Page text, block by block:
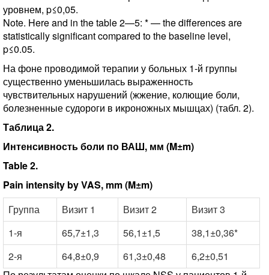
уровнем, p≤0,05.
Note. Here and in the table 2—5: * — the differences are
statistically significant compared to the baseline level,
p≤0.05.
На фоне проводимой терапии у больных 1-й группы
существенно уменьшилась выраженность
чувствительных нарушений (жжение, колющие боли,
болезненные судороги в икроножных мышцах) (табл. 2).
Таблица 2.
Интенсивность боли по ВАШ, мм (M±m)
Table 2.
Pain intensity by VAS, mm (M±m)
Группа
Визит 1 Визит 2
Визит 3
1-я
65,7±1,3 56,1±1,5
38,1±0,36*
2-я
64,8±0,9 61,3±0,48
6,2±0,51